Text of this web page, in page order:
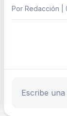
Por Redacción |
Escribe tu